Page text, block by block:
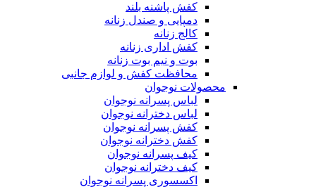
کفش پاشنه بلند
دمپایی و صندل زنانه
کالج زنانه
کفش اداری زنانه
بوت و نیم بوت زنانه
محافظت کفش و لوازم جانبی
محصولات نوجوان
لباس پسرانه نوجوان
لباس دخترانه نوجوان
کفش پسرانه نوجوان
کفش دخترانه نوجوان
کیف پسرانه نوجوان
کیف دخترانه نوجوان
اکسسوری پسرانه نوجوان